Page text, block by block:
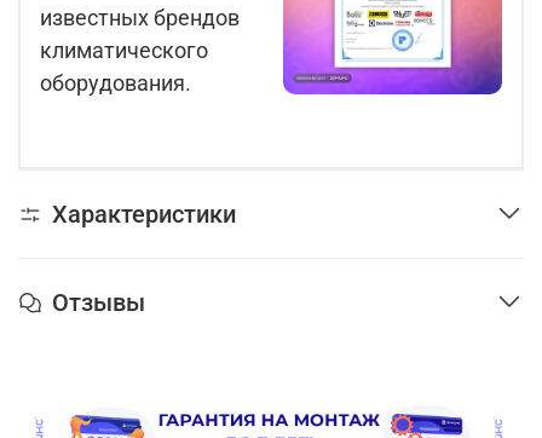
известных брендов
климатического
оборудования.
Характеристики
Отзывы